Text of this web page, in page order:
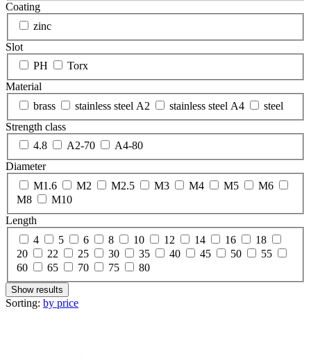
Coating
zinc
Slot
PH
Torx
Material
brass
stainless steel A2 stainless steel A4
steel
Strength class
4.8
А2-70
А4-80
Diameter
М1.6
М2 М2.5 М3 М4 М5
М6
М8
М10
Length
4
5 6 8 10 12 14 16
18
20
22 25 30 35 40 45 50
55
60
65 70 75 80
Show results
Sorting: by price